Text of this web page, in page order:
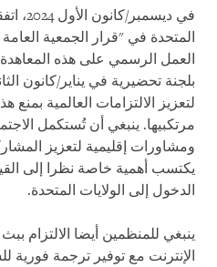
في
العمل الرسمي على هذه المعاهدة.
لتعزيز الالتزامات العالمية
مرتكبيها. ينبغي أن تُستكمل
ومشاورات إقليمية لتعزيز
يكتسب أهمية خاصة نظرا إلى
الدخول إلى الولايات المتحدة.
ينبغي للمنظمين أيضا الالتزام
الإنترنت مع توفير ترجمة